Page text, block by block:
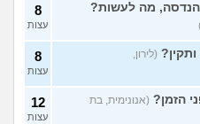
מה לעשות? 8
עצות
(לירון,
8
עצות
הזמן? (אנונימית, בת
12
עצות